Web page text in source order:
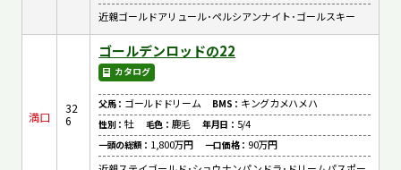
近親ゴールドアリュール･ペルシアンナイト･ゴールスキー
満口
32
6
ゴールデンロッドの22
カタログ
父馬： ゴールドドリーム BMS： キングカメハメハ
性別：牡 毛色： 鹿毛 年月日： 5/4
一頭の総額： 1,800万円 一口価格： 90万円